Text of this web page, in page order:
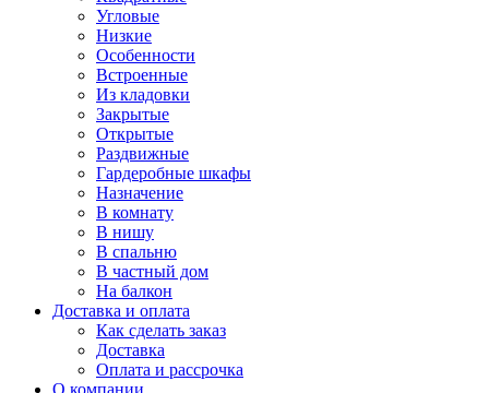
Угловые
Низкие
Особенности
Встроенные
Из кладовки
Закрытые
Открытые
Раздвижные
Гардеробные шкафы
Назначение
В комнату
В нишу
В спальню
В частный дом
На балкон
Доставка и оплата
Как сделать заказ
Доставка
Оплата и рассрочка
О компании